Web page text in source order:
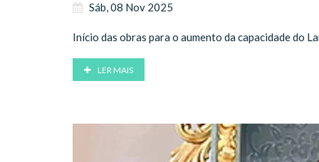
Sáb, 08 Nov 2025
Início das obras para o aumento da capacidade do
LER MAIS